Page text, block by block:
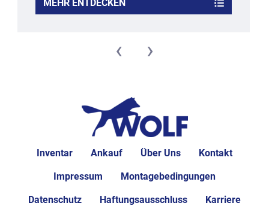
Arbeitsbreite: ca. 820 mm
MEHR ENTDECKEN
‹ ›
Inventar Ankauf Über Uns Kontakt
Impressum Montagebedingungen
Datenschutz Haftungsausschluss Karriere